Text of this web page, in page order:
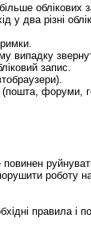
облікових
два різні
випадку
запис.
форуми,
повинен
роботу
правила і